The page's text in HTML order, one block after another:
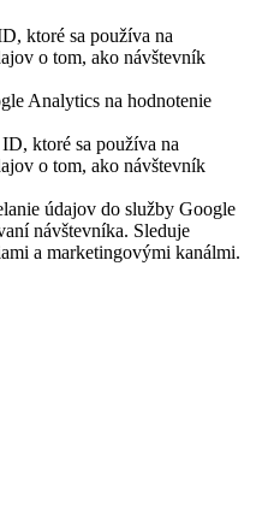
ktoré sa používa na
o tom, ako návštevník
Analytics na hodnotenie
ID, ktoré sa používa na
o tom, ako návštevník
údajov do služby Google
návštevníka. Sleduje
a marketingovými kanálmi.